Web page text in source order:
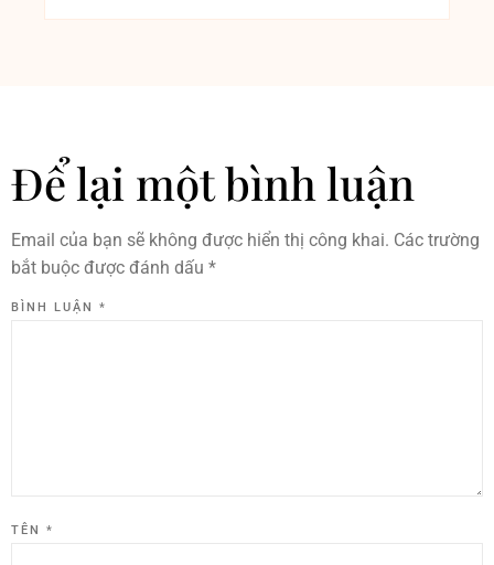
Để lại một bình luận
Email của bạn sẽ không được hiển thị công khai. Các trường
bắt buộc được đánh dấu *
BÌNH LUẬN *
TÊN *